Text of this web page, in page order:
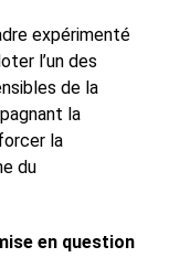
expérimenté
l’un des
de la
la
la
du
en question